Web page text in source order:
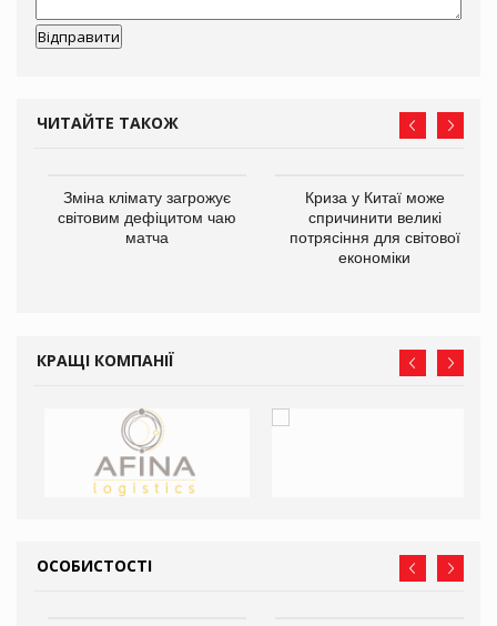
ЧИТАЙТЕ ТАКОЖ
Зміна клімату загрожує
світовим дефіцитом чаю
матча
Криза у Китаї може
спричинити великі
потрясіння для світової
економіки
КРАЩІ КОМПАНІЇ
ОСОБИСТОСТІ